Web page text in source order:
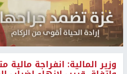
وزير المالية: انفراجة مالية